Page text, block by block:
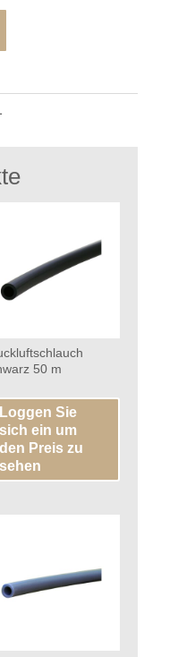
50 m
Loggen Sie
sich ein um
den Preis zu
sehen